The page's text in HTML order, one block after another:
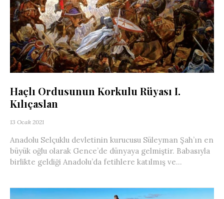
Haçlı Ordusunun Korkulu Rüyası I.
Kılıçaslan
13 Ocak 2021
Anadolu Selçuklu devletinin kurucusu Süleyman Şah’ın en
büyük oğlu olarak Gence’de dünyaya gelmiştir. Babasıyla
birlikte geldiği Anadolu’da fetihlere katılmış ve...